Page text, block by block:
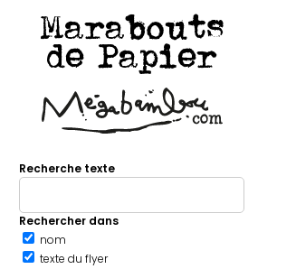
Marabouts
de Papier
Recherche texte
Rechercher dans
nom
texte du flyer